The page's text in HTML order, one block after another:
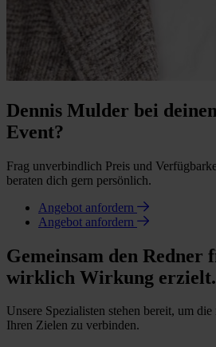
Dennis Mulder bei
Event?
Frag unverbindlich Preis und
beraten dich gern persönlich.
Angebot anfordern
Angebot anfordern
Gemeinsam den Redner
wirklich Wirkung erzielt.
Unsere Spezialisten stehen bereit, um
Ihren Zielen zu verbinden.